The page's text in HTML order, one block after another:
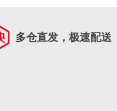
多仓直发，极速配送